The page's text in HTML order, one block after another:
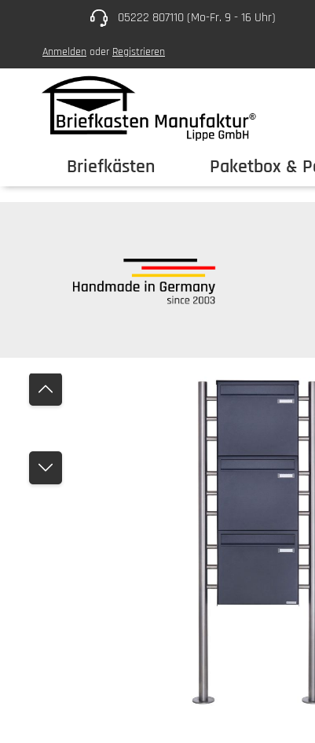
Hauptinhalt springen
Zur Hauptnavigation springen05222 807110 (Mo-Fr. 9 - 16 Uhr)
Anmelden oder Registrieren
Briefkästen Paketbox &
Bildergalerie überspringen